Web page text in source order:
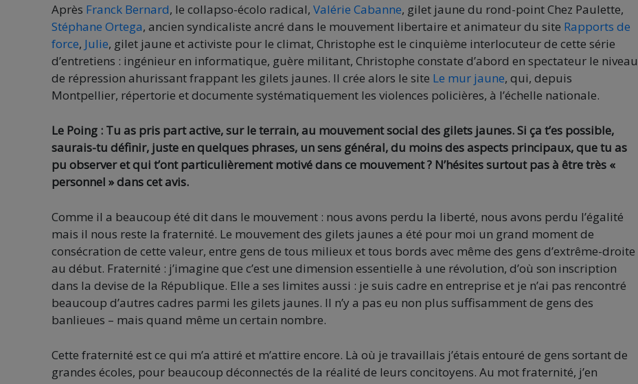
Après Franck Bernard, le collapso-écolo radical, Valérie Cabanne, gilet jaune du rond-point Chez Paulette,
Stéphane Ortega, ancien syndicaliste ancré dans le mouvement libertaire et animateur du site Rapports de
force, Julie, gilet jaune et activiste pour le climat, Christophe est le cinquième interlocuteur de cette série
d’entretiens : ingénieur en informatique, guère militant, Christophe constate d’abord en spectateur le niveau
de répression ahurissant frappant les gilets jaunes. Il crée alors le site Le mur jaune, qui, depuis
Montpellier, répertorie et documente systématiquement les violences policières, à l’échelle nationale.
Le Poing : Tu as pris part active, sur le terrain, au mouvement social des gilets jaunes. Si ça t’es possible,
saurais-tu définir, juste en quelques phrases, un sens général, du moins des aspects principaux, que tu as
pu observer et qui t’ont particulièrement motivé dans ce mouvement ? N’hésites surtout pas à être très «
personnel » dans cet avis.
Comme il a beaucoup été dit dans le mouvement : nous avons perdu la liberté, nous avons perdu l’égalité
mais il nous reste la fraternité. Le mouvement des gilets jaunes a été pour moi un grand moment de
consécration de cette valeur, entre gens de tous milieux et tous bords avec même des gens d’extrême-droite
au début. Fraternité : j’imagine que c’est une dimension essentielle à une révolution, d’où son inscription
dans la devise de la République. Elle a ses limites aussi : je suis cadre en entreprise et je n’ai pas rencontré
beaucoup d’autres cadres parmi les gilets jaunes. Il n’y a pas eu non plus suffisamment de gens des
banlieues – mais quand même un certain nombre.
Cette fraternité est ce qui m’a attiré et m’attire encore. Là où je travaillais j’étais entouré de gens sortant de
grandes écoles, pour beaucoup déconnectés de la réalité de leurs concitoyens. Au mot fraternité, j’en